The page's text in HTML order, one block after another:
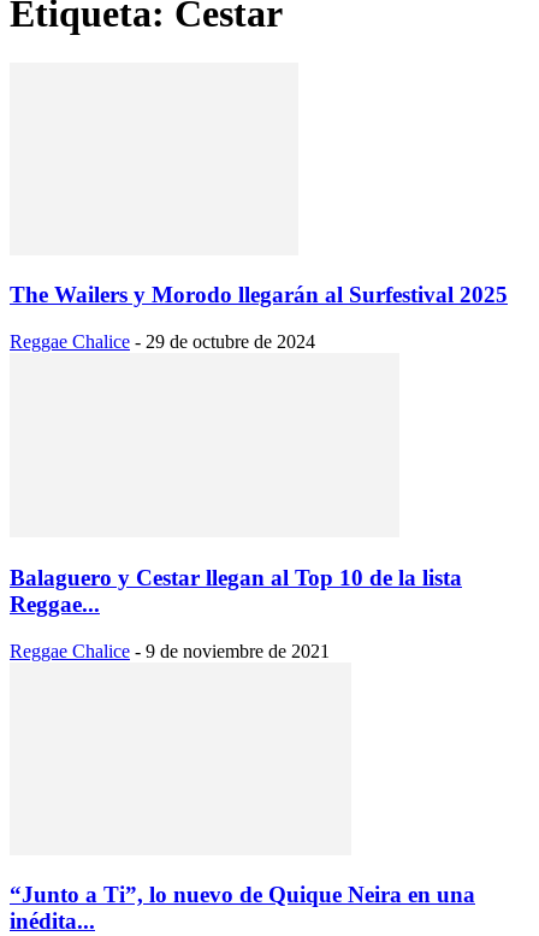
Etiqueta: Cestar
The Wailers y Morodo llegarán al Surfestival 2025
Reggae Chalice - 29 de octubre de 2024
Balaguero y Cestar llegan al Top 10 de la lista
Reggae...
Reggae Chalice - 9 de noviembre de 2021
“Junto a Ti”, lo nuevo de Quique Neira en una
inédita...